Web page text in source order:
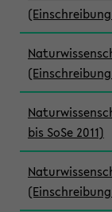
bis SoSe 2011)